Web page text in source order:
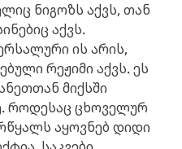
ნიგოზს აქვს, თან
აქვს.
ის არის,
რეჟიმი აქვს. ეს
მიქსში
როდესაც ცხოველურ
აყოვნებ დიდი